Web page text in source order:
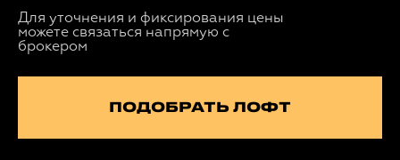
Для уточнения и фиксирования цены
можете связаться напрямую с
брокером
ПОДОБРАТЬ ЛОФТ